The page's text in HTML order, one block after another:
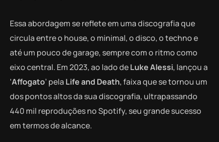
Essa abordagem se reflete em uma discografia que
circula entre o house, o minimal, o disco, o techno e
até um pouco de garage, sempre com o ritmo como
eixo central. Em 2023, ao lado deLuke Alessi, lançou a
‘Affogato’ pela Life and Death, faixa que se tornou um
dos pontos altos da sua discografia, ultrapassando
440 mil reproduções no Spotify, seu grande sucesso
em termos de alcance.